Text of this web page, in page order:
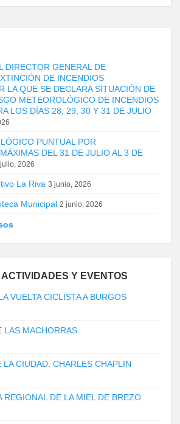
DIRECTOR GENERAL DE
DE INCENDIOS
LA QUE SE DECLARA SITUACIÓN DE
METEOROLÓGICO DE INCENDIOS
LOS DÍAS 28, 29, 30 Y 31 DE JULIO
PUNTUAL POR
DEL 31 DE JULIO AL 3 DE
2026
La Riva 3 junio, 2026
Municipal 2 junio, 2026
ACTIVIDADES Y EVENTOS
VUELTA CICLISTA A BURGOS
LAS MACHORRAS
LA CIUDAD. CHARLES CHAPLIN
REGIONAL DE LA MIEL DE BREZO